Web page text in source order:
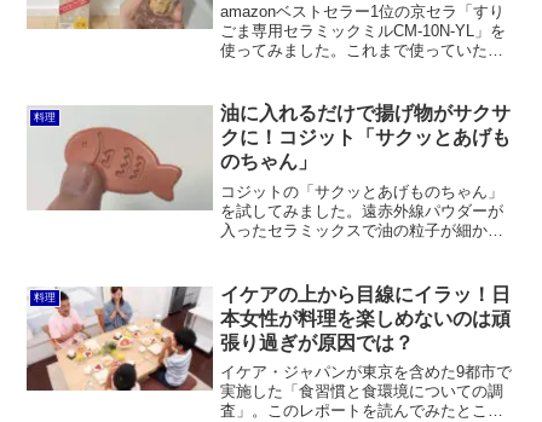
amazonベストセラー1位の京セラ「すり
ごま専用セラミックミルCM-10N-YL」を
使ってみました。これまで使っていたダ
れます。
料理
油に入れるだけで揚げ物がサクサ
クに！コジット「サクッとあげも
のちゃん」
コジットの「サクッとあげものちゃん」
を試してみました。遠赤外線パウダーが
入ったセラミックスで油の粒子が細かく
抗酸化効果で油の酸化を抑えるというの
は実感できず。いつもよりはマシかもし
れませんが油は汚れます。
料理
イケアの上から目線にイラッ！日
本女性が料理を楽しめないのは頑
張り過ぎが原因では？
イケア・ジャパンが東京を含めた9都市で
実施した「食習慣と食環境についての調
査」。このレポートを読んでみたとこ